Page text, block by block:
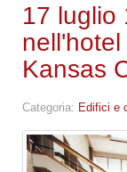
17 luglio
Kansas
Categoria: Edifici e